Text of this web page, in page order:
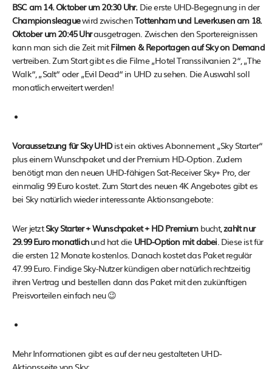
BSC am 14. Oktober um 20:30 Uhr.Die erste UHD-Begegnung in der
Championsleaguewird zwischenTottenham und Leverkusen am 18.
Oktober um 20:45 Uhrausgetragen. Zwischen den Sportereignissen
kann man sich die Zeit mitFilmen & Reportagen auf Sky on Demand
vertreiben. Zum Start gibt es die Filme „Hotel Transsilvanien 2“, „The
Walk“, „Salt“ oder „Evil Dead“ in UHD zu sehen. Die Auswahl soll
monatlich erweitert werden!
Voraussetzung für Sky UHDist ein aktives Abonnement „Sky Starter“
plus einem Wunschpaket und der Premium HD-Option. Zudem
benötigt man den neuen UHD-fähigen Sat-Receiver Sky+ Pro, der
einmalig 99 Euro kostet. Zum Start des neuen 4K Angebotes gibt es
bei Sky natürlich wieder interessante Aktionsangebote:
Wer jetztSky Starter + Wunschpaket + HD Premiumbucht,zahlt nur
29.99 Euro monatlichund hat die UHD-Option mit dabei. Diese ist für
die ersten 12 Monate kostenlos. Danach kostet das Paket regulär
47.99 Euro. Findige Sky-Nutzer kündigen aber natürlich rechtzeitig
ihren Vertrag und bestellen dann das Paket mit den zukünftigen
Preisvorteilen einfach neu 😉
Mehr Informationen gibt es auf der neu gestalteten UHD-
Aktionsseite von Sky: